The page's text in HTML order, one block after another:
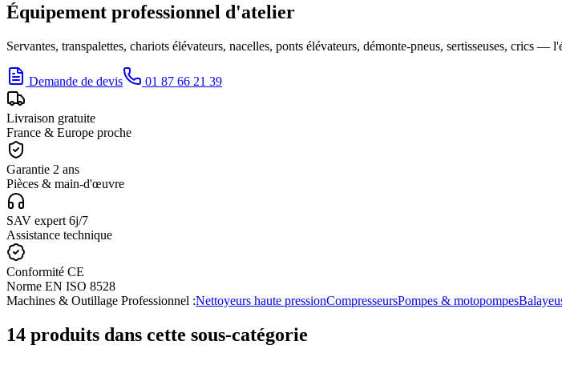
Équipement professionnel d'atelier
Servantes, transpalettes, chariots élévateurs, nacelles, ponts élévateurs, démonte-pneus, sertisseuses, crics
Demande de devis 01 87 66 21 39
Livraison gratuite
France & Europe proche
Garantie 2 ans
Pièces & main-d'œuvre
SAV expert 6j/7
Assistance technique
Conformité CE
Norme EN ISO 8528
Machines & Outillage Professionnel :Nettoyeurs haute pressionCompresseursPompes & motopompes
14 produits dans cette sous-catégorie